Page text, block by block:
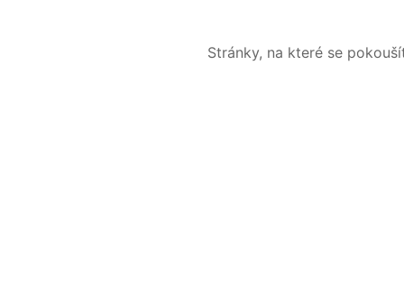
Stránky, na které se